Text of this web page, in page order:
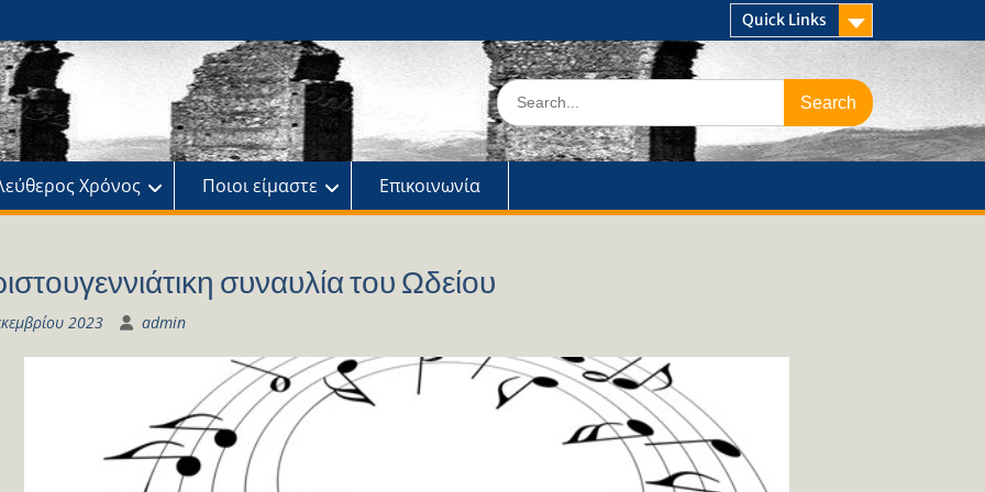
Quick Links
Search
for:
Χρόνος Ποιοι είμαστε Επικοινωνία
συναυλία του Ωδείου
2023 admin